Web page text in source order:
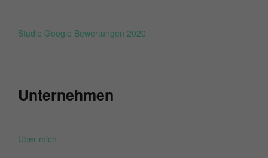
Studie Google Bewertungen 2020
Unternehmen
Über mich